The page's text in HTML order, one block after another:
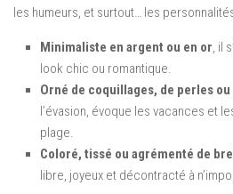
les humeurs, et surtout… les
Minimaliste en argent ou en or, il
look chic ou romantique.
Orné de coquillages, de perles
l’évasion, évoque les vacances et
plage.
Coloré, tissé ou agrémenté de
libre, joyeux et décontracté à